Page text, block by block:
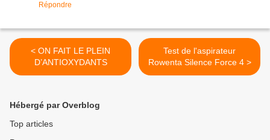
Répondre
< ON FAIT LE PLEIN
D’ANTIOXYDANTS
Test de l'aspirateur
Rowenta Silence Force 4 >
Hébergé par Overblog
Top articles